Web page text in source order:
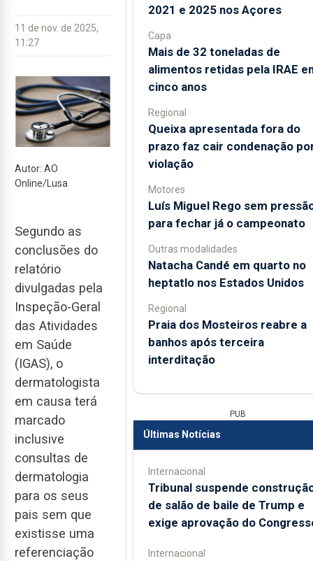
11 de nov. de 2025,
11:27
Autor: AO
Online/Lusa
Segundo as
conclusões do
relatório
divulgadas pela
Inspeção-Geral
das Atividades
em Saúde
(IGAS), o
dermatologista
em causa terá
marcado
inclusive
consultas de
dermatologia
para os seus
pais sem que
existisse uma
referenciação
2021 e 2025 nos Açores
Capa
Mais de 32 toneladas de
alimentos retidas pela IRAE
cinco anos
Regional
Queixa apresentada fora do
prazo faz cair condenação
violação
Motores
Luís Miguel Rego sem
para fechar já o campeonato
Outras modalidades
Natacha Candé em quarto no
heptatlo nos Estados Unidos
Regional
Praia dos Mosteiros reabre a
banhos após terceira
interditação
PUB
Últimas Notícias
Internacional
Tribunal suspende
de salão de baile de Trump e
exige aprovação do
Internacional